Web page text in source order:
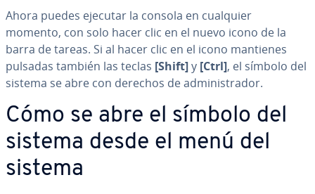
Ahora puedes ejecutar la consola en cualquier
momento, con solo hacer clic en el nuevo icono de la
barra de tareas. Si al hacer clic en el icono mantienes
pulsadas también las teclas [Shift]y [Ctrl], el símbolo del
sistema se abre con derechos de ad­mi­ni­s­tra­dor.
Cómo se abre el símbolo del
sistema desde el menú del
sistema